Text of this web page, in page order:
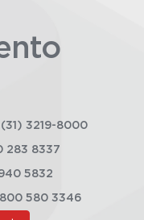
(31) 3219-8000
283 8337
5832
580 3346